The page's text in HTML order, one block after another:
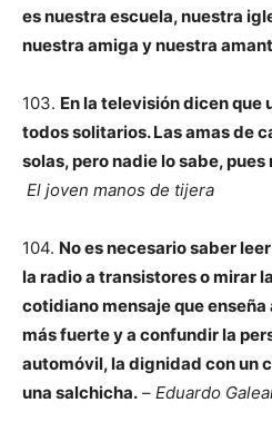
es nuestra escuela, nuestra
nuestra amiga y nuestra
103. En la televisión dicen que
todos solitarios. Las amas de
solas, pero nadie lo sabe,
El joven manos de tijera
104. No es necesario saber
la radio a transistores o mirar
cotidiano mensaje que
más fuerte y a confundir la
automóvil, la dignidad con un
una salchicha. – Eduardo